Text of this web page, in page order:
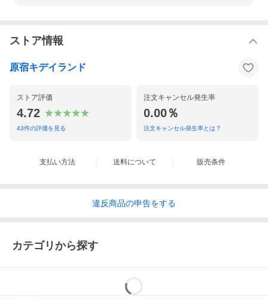
ストア情報
原宿キデイランド
ストア評価
4.72
43件の評価を見る
注文キャンセル発生率
0.00％
注文キャンセル発生率とは？
支払い方法 送料について 販売条件
違反商品の申告をする
カテゴリから探す